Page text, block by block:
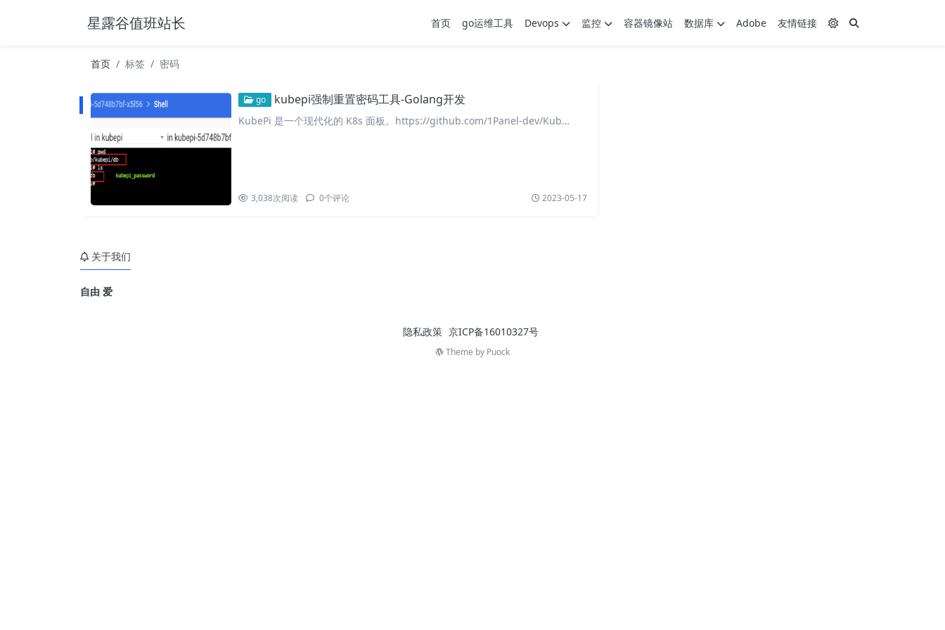
星露谷值班站长 首页 go运维工具 Devops 监控 容器镜像站 数据库 Adobe 友情链接
首页 标签 密码
go kubepi强制重置密码工具-Golang开发
KubePi 是一个现代化的 K8s 面板。https://github.com/1Panel-dev/Kub…
3,038次阅读 0个评论 2023-05-17
关于我们
自由 爱
隐私政策 京ICP备16010327号
Theme by Puock